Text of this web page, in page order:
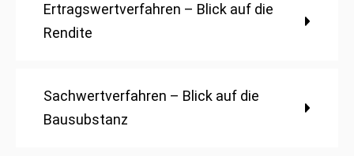
Ertragswertverfahren – Blick auf die
Rendite
Sachwertverfahren – Blick auf die
Bausubstanz